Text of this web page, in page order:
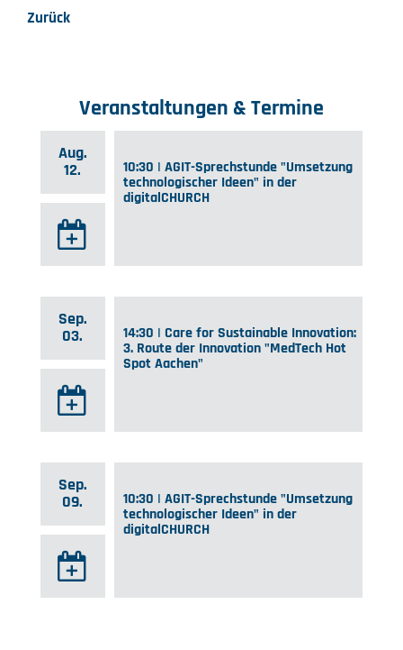
Zurück
Veranstaltungen & Termine
Aug.
12.
10:30 | AGIT-Sprechstunde "Umsetzung
technologischer Ideen" in der
digitalCHURCH
Sep.
03.
14:30 | Care for Sustainable Innovation:
3. Route der Innovation "MedTech Hot
Spot Aachen"
Sep.
09.
10:30 | AGIT-Sprechstunde "Umsetzung
technologischer Ideen" in der
digitalCHURCH